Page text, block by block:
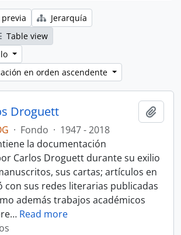
Jerarquía
Table view
en orden ascendente
Droguett
· Fondo · 1947 - 2018
la documentación
Carlos Droguett durante su exilio
sus cartas; artículos en
con sus redes literarias publicadas
además trabajos académicos
… Read more